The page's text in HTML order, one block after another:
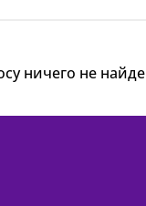
ничего не